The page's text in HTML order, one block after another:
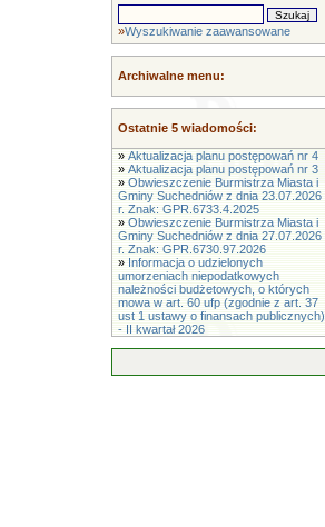
»Wyszukiwanie zaawansowane
Archiwalne menu:
Ostatnie 5 wiadomości:
» Aktualizacja planu postępowań nr 4
» Aktualizacja planu postępowań nr 3
» Obwieszczenie Burmistrza Miasta i
Gminy Suchedniów z dnia 23.07.2026
r. Znak: GPR.6733.4.2025
» Obwieszczenie Burmistrza Miasta i
Gminy Suchedniów z dnia 27.07.2026
r. Znak: GPR.6730.97.2026
» Informacja o udzielonych
umorzeniach niepodatkowych
należności budżetowych, o których
mowa w art. 60 ufp (zgodnie z art. 37
ust 1 ustawy o finansach publicznych)
- II kwartał 2026